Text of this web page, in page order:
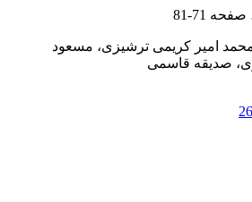
71-81
امیر کریمی ترشیزی، مسعود
صدیقه قاسمی